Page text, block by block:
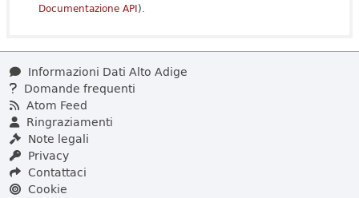
Documentazione API).
Informazioni Dati Alto Adige
Domande frequenti
Atom Feed
Ringraziamenti
Note legali
Privacy
Contattaci
Cookie